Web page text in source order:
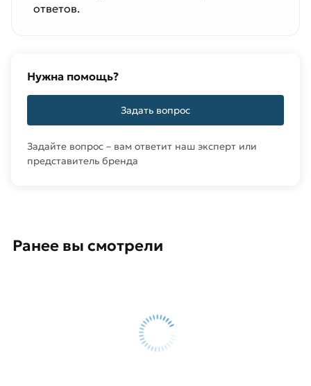
ответов.
Нужна помощь?
Задать вопрос
Задайте вопрос – вам ответит наш эксперт или
представитель бренда
Ранее вы смотрели